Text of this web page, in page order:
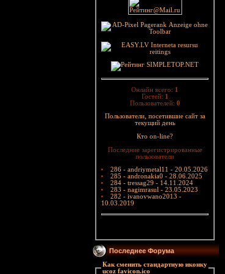
Онлайн всего: 1
Гостей: 1
Пользователей: 0
Пользователи, посетившие сайт за
текущий день
Кто on-line?
Последние зарегистрированные
пользователи
286 - andriymetal11 - 20.05.2026
285 - andronakia0 - 28.06.2025
284 - tressag29 - 14.11.2024
283 - nagimrasul - 23.05.2023
282 - ivanovwano2013 -
10.03.2019
Последнее Форума
Как сменить стандартную иконку
ucoz favicon.ico